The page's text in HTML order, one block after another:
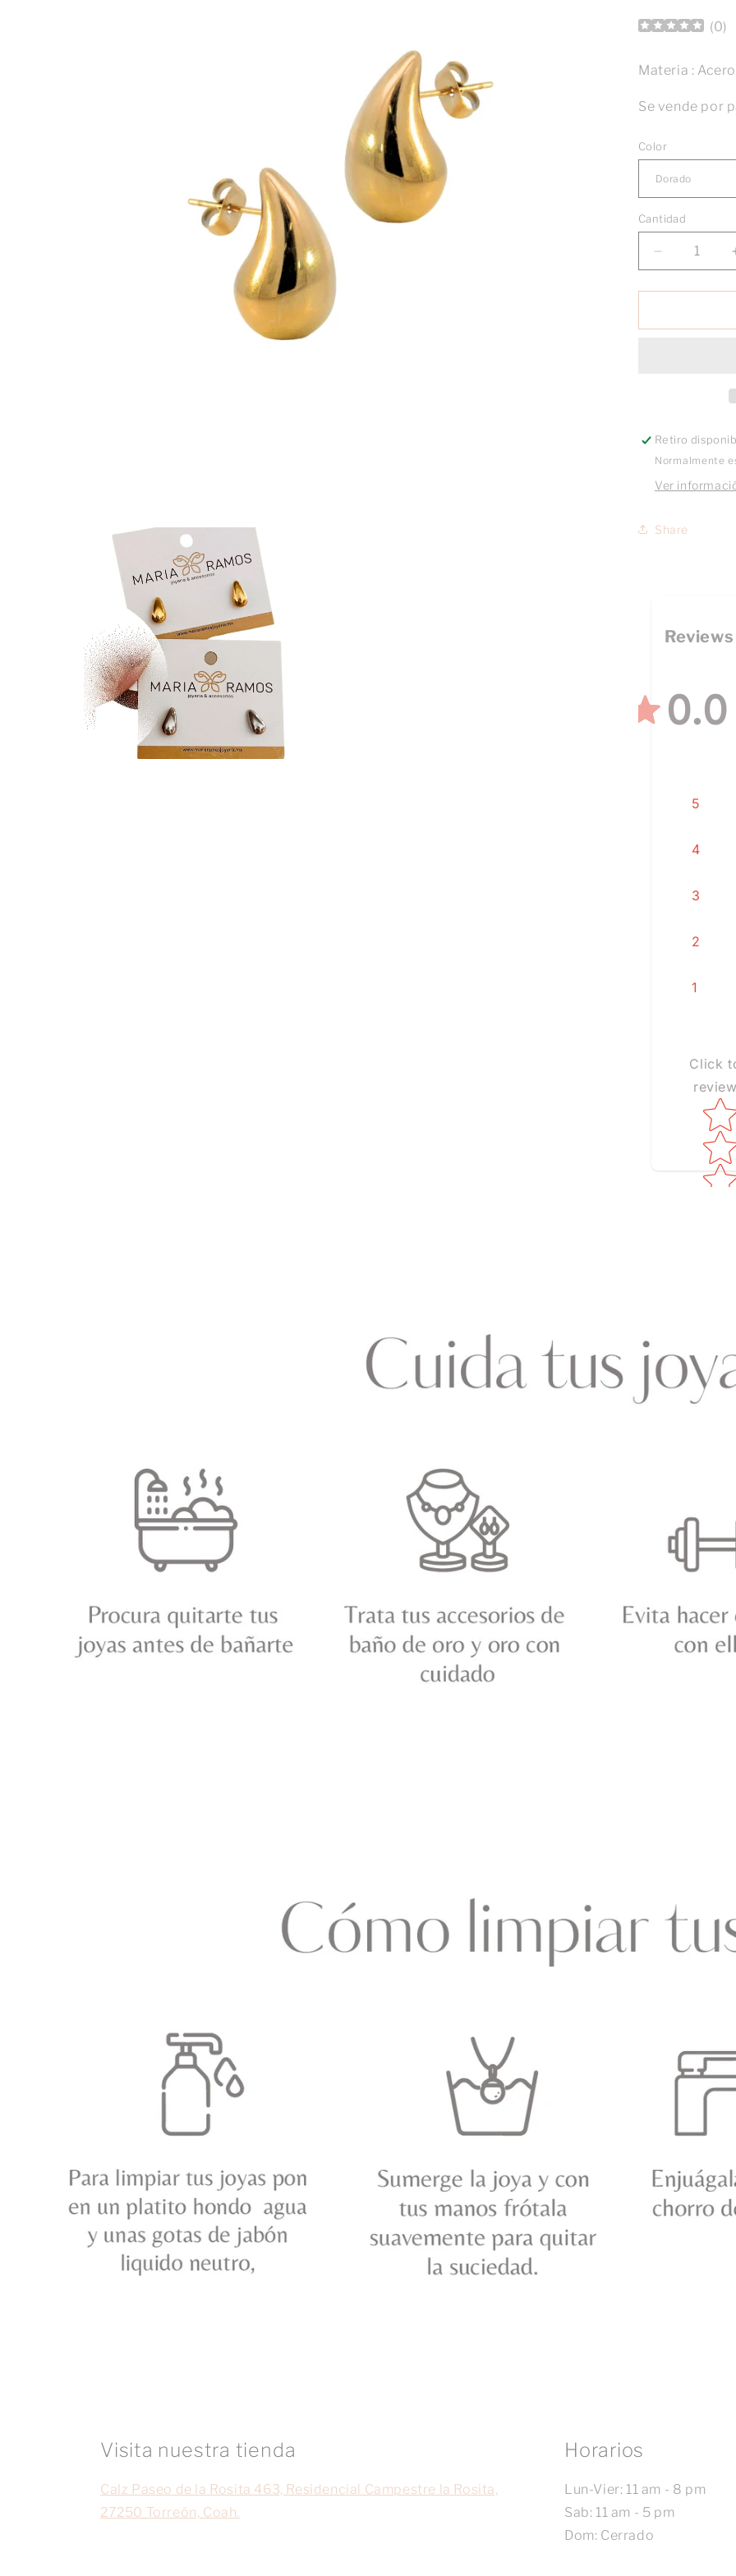
(0)
Materia :
Se vende por
Color
Cantidad
Reducir
cantidad
para
mini
Retiro
Normalmente
Ver
Share
Reviews
0.0
5
4
3
2
1
Click
Star
Visita nuestra tienda
Calz Paseo de la Rosita 463, Residencial Campestre la Rosita,
27250 Torreón, Coah.
Horarios
Lun-Vier: 11 am - 8 pm
Sab: 11 am - 5 pm
Dom: Cerrado